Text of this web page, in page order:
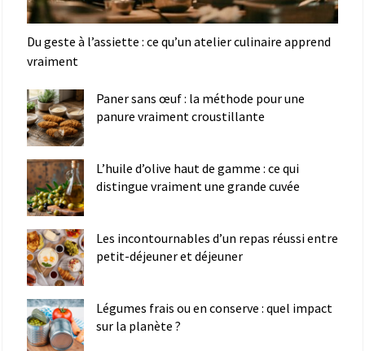
Du geste à l’assiette : ce qu’un atelier culinaire apprend
vraiment
Paner sans œuf : la méthode pour une
panure vraiment croustillante
L’huile d’olive haut de gamme : ce qui
distingue vraiment une grande cuvée
Les incontournables d’un repas réussi entre
petit-déjeuner et déjeuner
Légumes frais ou en conserve : quel impact
sur la planète ?